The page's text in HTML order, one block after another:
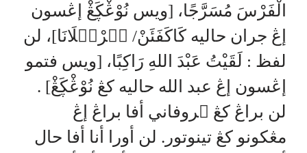
الْفَرْسَ مُسَرَّجًا، [ويس نُوْڠْڮَڠْ إڠسون
إڠ جران حاليه كَاكَفَئَنْ/ بۤرْفۤلَانَا]، لن
لفظ : لَقَيْتُ عَبْدَ اللهِ رَاكِبًا، [ويس فتمو
إڠسون إڠ عبد الله حاليه كڠ نُوْڠْڮَڠْ] .
لن براڠ كڠ ۑروفاني أفا براڠ إڠ
مڠكونو كڠ تينوتور. لن أورا أنا أفا حال